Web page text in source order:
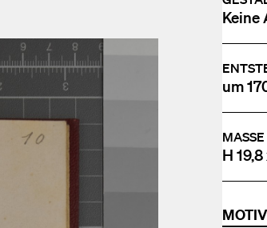
Keine
um
MASSE
H